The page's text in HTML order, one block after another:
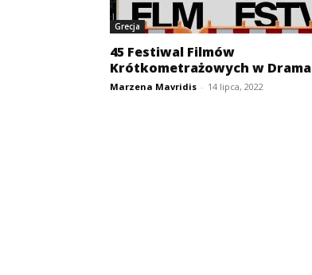
Grecja
45 Festiwal Filmów
Krótkometrażowych w Drama
Marzena Mavridis - 14 lipca, 2022